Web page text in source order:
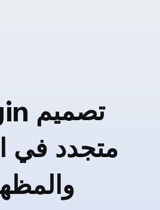
تصميم Origin
متجدد في